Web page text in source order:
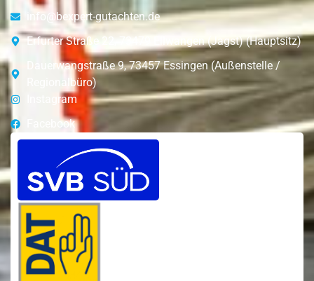
info@bexpert-gutachten.de
Erfurter Straße 22, 73479 Ellwangen (Jagst) (Hauptsitz)
Dauerwangstraße 9, 73457 Essingen (Außenstelle /
Regionalbüro)
Instagram
Facebook